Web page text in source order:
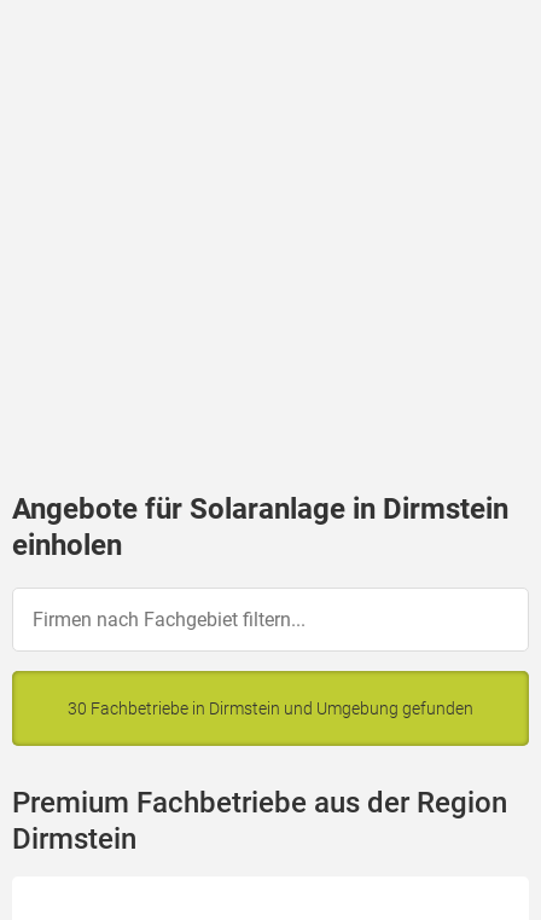
Angebote für Solaranlage in Dirmstein
einholen
30 Fachbetriebe in Dirmstein und Umgebung gefunden
Premium Fachbetriebe aus der Region
Dirmstein